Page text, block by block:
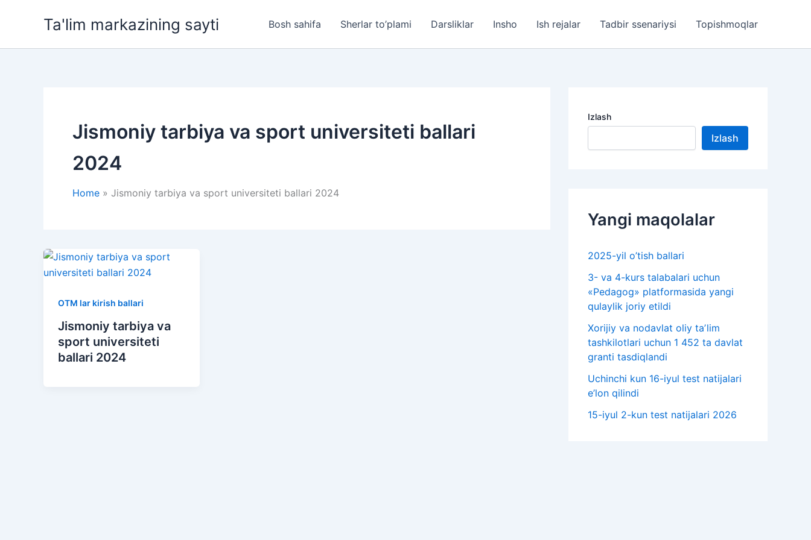
Ta'lim markazining sayti Bosh sahifa Sherlar to’plami Darsliklar Insho Ish rejalar Tadbir ssenariysi Topishmoqlar
Jismoniy tarbiya va sport universiteti ballari
2024
Home Jismoniy tarbiya va sport universiteti ballari 2024
OTM lar kirish ballari
Jismoniy tarbiya va
sport universiteti
ballari 2024
Izlash
Izlash
Yangi maqolalar
2025-yil o’tish ballari
3- va 4-kurs talabalari uchun
«Pedagog» platformasida yangi
qulaylik joriy etildi
Xorijiy va nodavlat oliy taʼlim
tashkilotlari uchun 1 452 ta davlat
granti tasdiqlandi
Uchinchi kun 16-iyul test natijalari
e’lon qilindi
15-iyul 2-kun test natijalari 2026